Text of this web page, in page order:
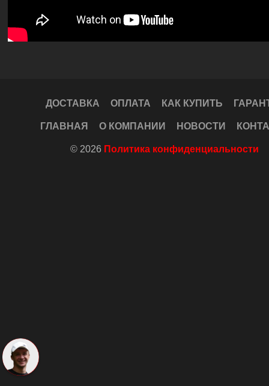
ДОСТАВКА ОПЛАТА КАК КУПИТЬ
ГЛАВНАЯ О КОМПАНИИ НОВОСТИ
© 2026 Политика конфиденциальности